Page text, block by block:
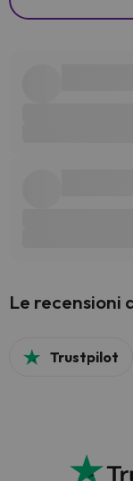
Le recensioni
Trustpilot